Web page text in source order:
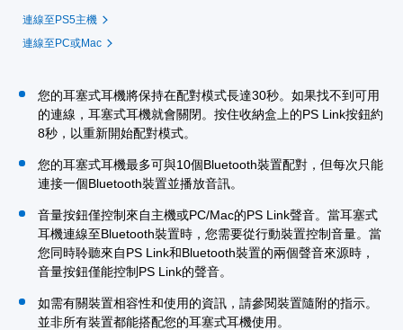
連線至PS5主機
連線至PC或Mac
您的耳塞式耳機將保持在配對模式長達30秒。如果找不到可用
的連線，耳塞式耳機就會關閉。按住收納盒上的PS Link按鈕約
8秒，以重新開始配對模式。
您的耳塞式耳機最多可與10個Bluetooth裝置配對，但每次只能
連接一個Bluetooth裝置並播放音訊。
音量按鈕僅控制來自主機或PC/Mac的PS Link聲音。當耳塞式
耳機連線至Bluetooth裝置時，您需要從行動裝置控制音量。當
您同時聆聽來自PS Link和Bluetooth裝置的兩個聲音來源時，
音量按鈕僅能控制PS Link的聲音。
如需有關裝置相容性和使用的資訊，請參閱裝置隨附的指示。
並非所有裝置都能搭配您的耳塞式耳機使用。